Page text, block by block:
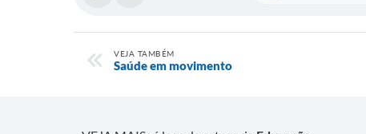
VEJA TAMBÉM
Saúde em movimento